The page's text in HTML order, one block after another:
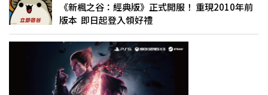
《新楓之谷：經典版》正式開服！ 重現2010年前
版本 即日起登入領好禮